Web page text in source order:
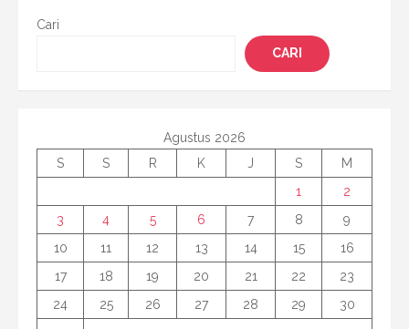
Cari
CARI
Agustus 2026
S
S R K J S
M
1
2
3
4 5 6 7 8
9
10
11 12 13 14 15
16
17
18 19 20 21 22
23
24
25 26 27 28 29
30